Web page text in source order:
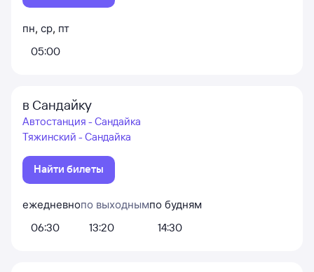
пн, ср, пт
05:00
в Сандайку
Автостанция - Сандайка
Тяжинский - Сандайка
Найти билеты
ежедневно
06:30
по выходным
13:20
по будням
14:30